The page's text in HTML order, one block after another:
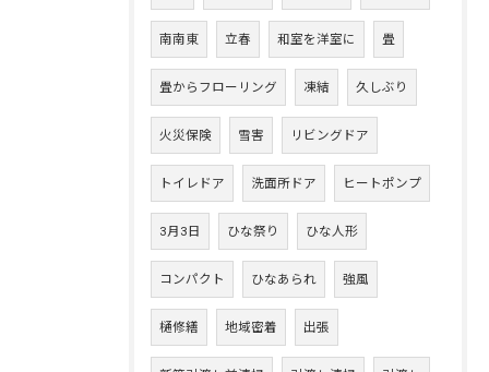
南南東 立春 和室を洋室に 畳
畳からフローリング 凍結 久しぶり
火災保険 雪害 リビングドア
トイレドア 洗面所ドア ヒートポンプ
3月3日 ひな祭り ひな人形
コンパクト ひなあられ 強風
樋修繕 地域密着 出張